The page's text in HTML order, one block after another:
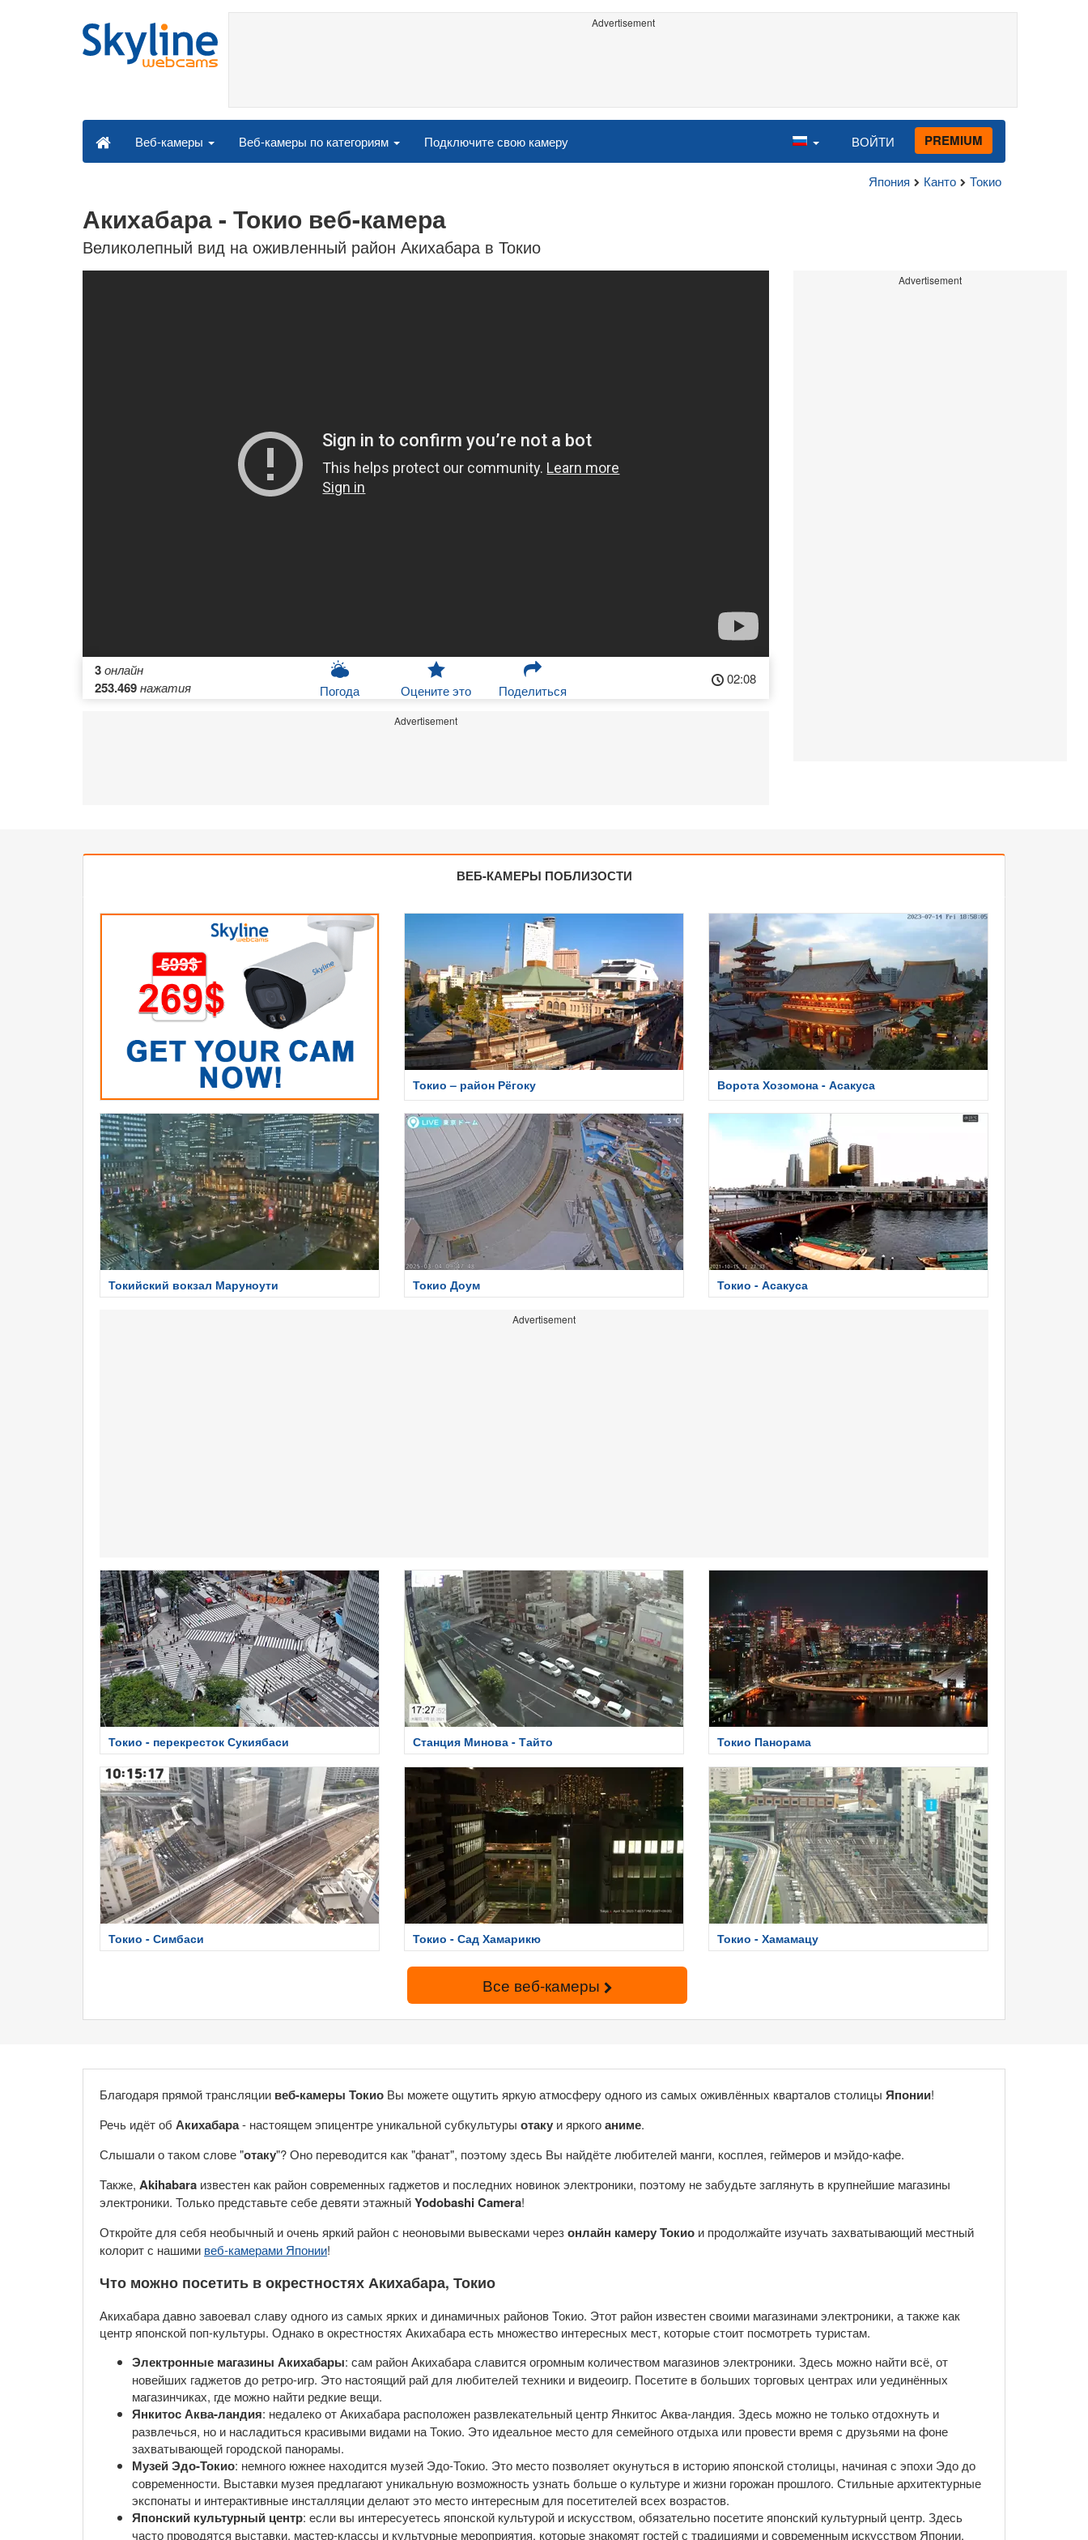
Advertisement
Веб-камеры Веб-камеры по категориям Подключите свою камеру ВОЙТИ PREMIUM
Япония Канто Токио
Акихабара - Токио веб-камера
Великолепный вид на оживленный район Акихабара в Токио
3онлайн
253.469нажатия Погода Оцените это Поделиться
02:08
Advertisement
Advertisement
ВЕБ-КАМЕРЫ ПОБЛИЗОСТИ
Токио – район Рёгоку Ворота Хозомона - Асакуса
Токийский вокзал Маруноути Токио Доум Токио - Асакуса
Advertisement
Токио - перекресток Сукиябаси Станция Минова - Тайто Токио Панорама
Токио - Симбаси Токио - Сад Хамарикю Токио - Хамамацу
Все веб-камеры
Благодаря прямой трансляции веб-камеры Токио Вы можете ощутить яркую атмосферу одного из самых оживлённых кварталов столицы Японии!
Речь идёт об Акихабара- настоящем эпицентре уникальной субкультуры отаку и яркогоаниме.
Слышали о таком слове "отаку"? Оно переводится как "фанат", поэтому здесь Вы найдёте любителей манги, косплея, геймеров и мэйдо-кафе.
Также, Akihabara известен как район современных гаджетов и последних новинок электроники, поэтому не забудьте заглянуть в крупнейшие магазины
электроники. Только представьте себе девяти этажныйYodobashi Camera!
Откройте для себя необычный и очень яркий район с неоновыми вывесками черезонлайн камеру Токио и продолжайте изучать захватывающий местный
колорит с нашими веб-камерами Японии!
Что можно посетить в окрестностях Акихабара, Токио
Акихабара давно завоевал славу одного из самых ярких и динамичных районов Токио. Этот район известен своими магазинами электроники, а также как
центр японской поп-культуры. Однако в окрестностях Акихабара есть множество интересных мест, которые стоит посмотреть туристам.
Электронные магазины Акихабары: сам район Акихабара славится огромным количеством магазинов электроники. Здесь можно найти всё, от
новейших гаджетов до ретро-игр. Это настоящий рай для любителей техники и видеоигр. Посетите в больших торговых центрах или уединённых
магазинчиках, где можно найти редкие вещи.
Янкитос Аква-ландия: недалеко от Акихабара расположен развлекательный центр Янкитос Аква-ландия. Здесь можно не только отдохнуть и
развлечься, но и насладиться красивыми видами на Токио. Это идеальное место для семейного отдыха или провести время с друзьями на фоне
захватывающей городской панорамы.
Музей Эдо-Токио: немного южнее находится музей Эдо-Токио. Это место позволяет окунуться в историю японской столицы, начиная с эпохи Эдо до
современности. Выставки музея предлагают уникальную возможность узнать больше о культуре и жизни горожан прошлого. Стильные архитектурные
экспонаты и интерактивные инсталляции делают это место интересным для посетителей всех возрастов.
Японский культурный центр: если вы интересуетесь японской культурой и искусством, обязательно посетите японский культурный центр. Здесь
часто проводятся выставки, мастер-классы и культурные мероприятия, которые знакомят гостей с традициями и современным искусством Японии.